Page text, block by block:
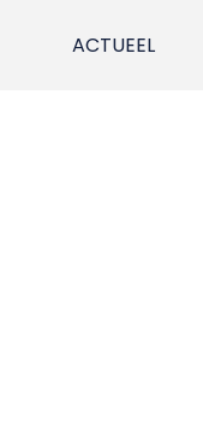
ACTUEEL